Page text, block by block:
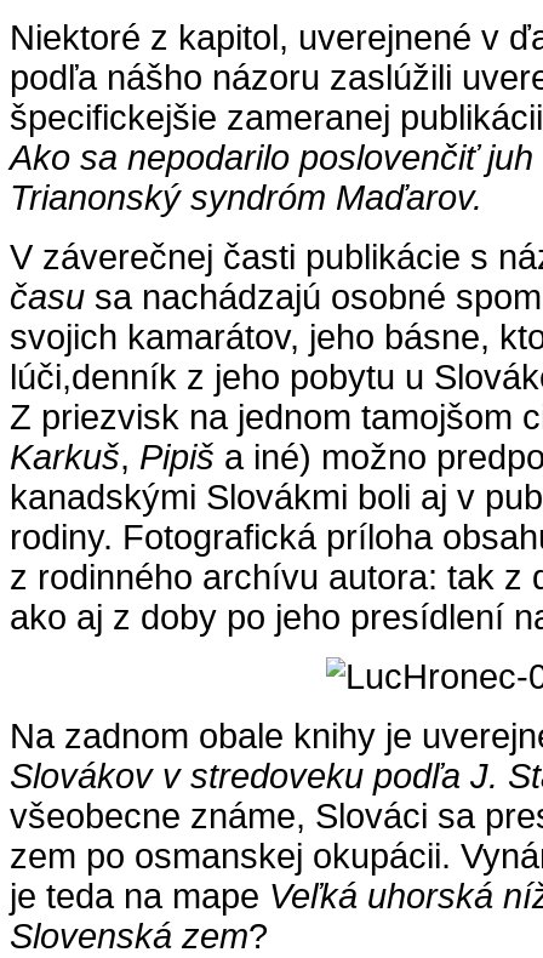
Niektoré z kapitol, uverejnené v
podľa nášho názoru zaslúžili
špecifickejšie zameranej
Ako sa nepodarilo poslovenčiť
Trianonský syndróm Maďarov.
V záverečnej časti publikácie s
času sa nachádzajú osobné
svojich kamarátov, jeho básne,
lúči,denník z jeho pobytu u
Z priezvisk na jednom tamojšom
Karkuš, Pipiš a iné) možno
kanadskými Slovákmi boli aj v
rodiny. Fotografická príloha
z rodinného archívu autora: tak z
ako aj z doby po jeho presídlení
Na zadnom obale knihy je
Slovákov v stredoveku podľa J.
všeobecne známe, Slováci sa
zem po osmanskej okupácii.
je teda na mape Veľká uhorská
Slovenská zem?